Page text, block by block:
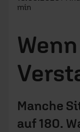
min
Manche
auf 180.